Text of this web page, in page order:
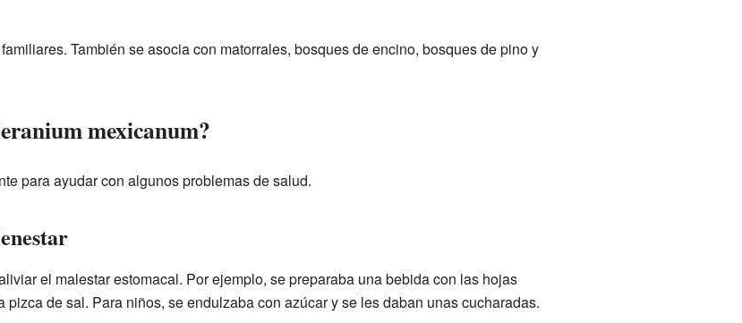
También se asocia con matorrales, bosques de encino, bosques de pino y
mexicanum?
para ayudar con algunos problemas de salud.
el malestar estomacal. Por ejemplo, se preparaba una bebida con las hojas
de sal. Para niños, se endulzaba con azúcar y se les daban unas cucharadas.